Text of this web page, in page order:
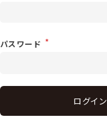
パスワード
ログイン